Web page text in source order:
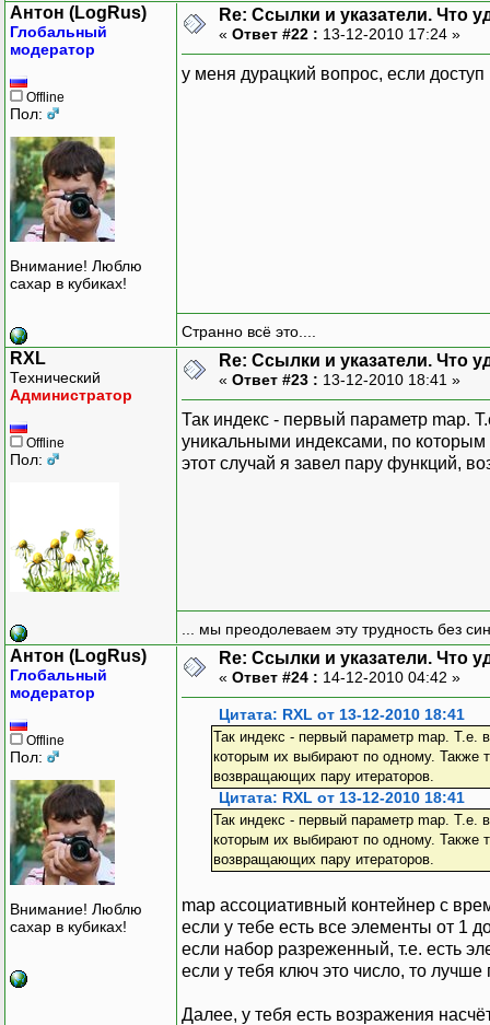
Антон (LogRus)
Глобальный
модератор
Offline
Пол:
Внимание! Люблю
сахар в кубиках!
Re: Ссылки и указатели. Что
« Ответ #22 : 13-12-2010 17:24 »
у меня дурацкий вопрос, если
Странно всё это....
RXL
Технический
Администратор
Offline
Пол:
Re: Ссылки и указатели. Что
« Ответ #23 : 13-12-2010 18:41 »
Так индекс - первый параметр map.
уникальными индексами, по
этот случай я завел пару функций,
... мы преодолеваем эту трудность без
Антон (LogRus)
Глобальный
модератор
Offline
Пол:
Внимание! Люблю
сахар в кубиках!
Re: Ссылки и указатели. Что
« Ответ #24 : 14-12-2010 04:42 »
Цитата: RXL от 13-12-2010 18:41
Так индекс - первый параметр map. Т.е.
которым их выбирают по одному. Также
возвращающих пару итераторов.
Цитата: RXL от 13-12-2010 18:41
Так индекс - первый параметр map. Т.е.
которым их выбирают по одному. Также
возвращающих пару итераторов.
map ассоциативный контейнер с
если у тебе есть все элементы от 1
если набор разреженный, т.е. есть
если у тебя ключ это число, то
Далее, у тебя есть возражения